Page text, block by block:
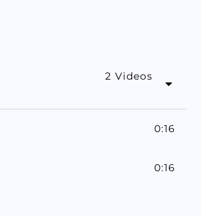
2 Videos
0:16
0:16